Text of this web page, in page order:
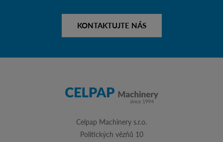
KONTAKTUJTE NÁS
Celpap Machinery s.r.o.
Politických vězňů 10